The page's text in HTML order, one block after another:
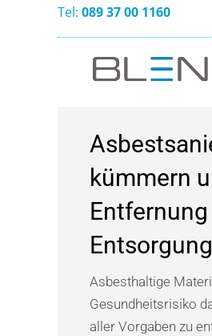
Tel: 089 37 00 1160
kümmern
Entsorgung
Asbesthaltige
Gesundheitsrisiko
aller Vorgaben zu